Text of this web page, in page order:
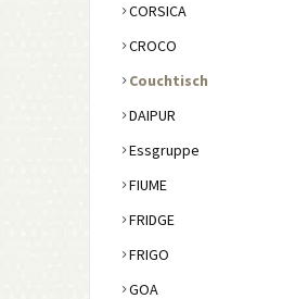
CORSICA
CROCO
Couchtisch
DAIPUR
Essgruppe
FIUME
FRIDGE
FRIGO
GOA